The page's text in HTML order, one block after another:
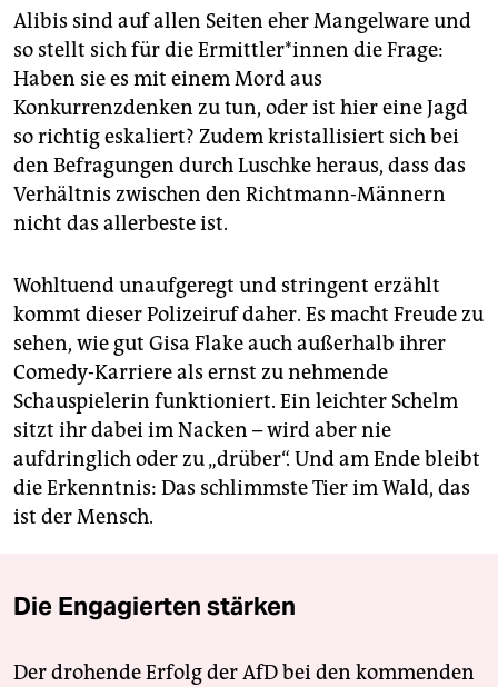
Alibis sind auf allen Seiten eher Mangelware und
so stellt sich für die Er­mitt­le­r*in­nen die Frage:
Haben sie es mit einem Mord aus
Konkurrenzdenken zu tun, oder ist hier eine Jagd
so richtig eskaliert? Zudem kristallisiert sich bei
den Befragungen durch Luschke heraus, dass das
Verhältnis zwischen den Richtmann-Männern
nicht das allerbeste ist.
Wohltuend unaufgeregt und stringent erzählt
kommt dieser Polizeiruf daher. Es macht Freude zu
sehen, wie gut Gisa Flake auch außerhalb ihrer
Comedy-Karriere als ernst zu nehmende
Schauspielerin funktioniert. Ein leichter Schelm
sitzt ihr dabei im Nacken – wird aber nie
aufdringlich oder zu „drüber“. Und am Ende bleibt
die Erkenntnis: Das schlimmste Tier im Wald, das
ist der Mensch.
Die Engagierten stärken
Der drohende Erfolg der AfD bei den kommenden